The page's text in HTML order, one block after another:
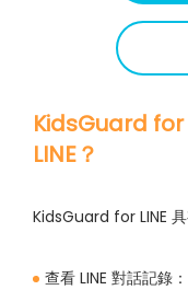
KidsGuard for
LINE？
KidsGuard for LINE
查看 LINE 對話記錄：